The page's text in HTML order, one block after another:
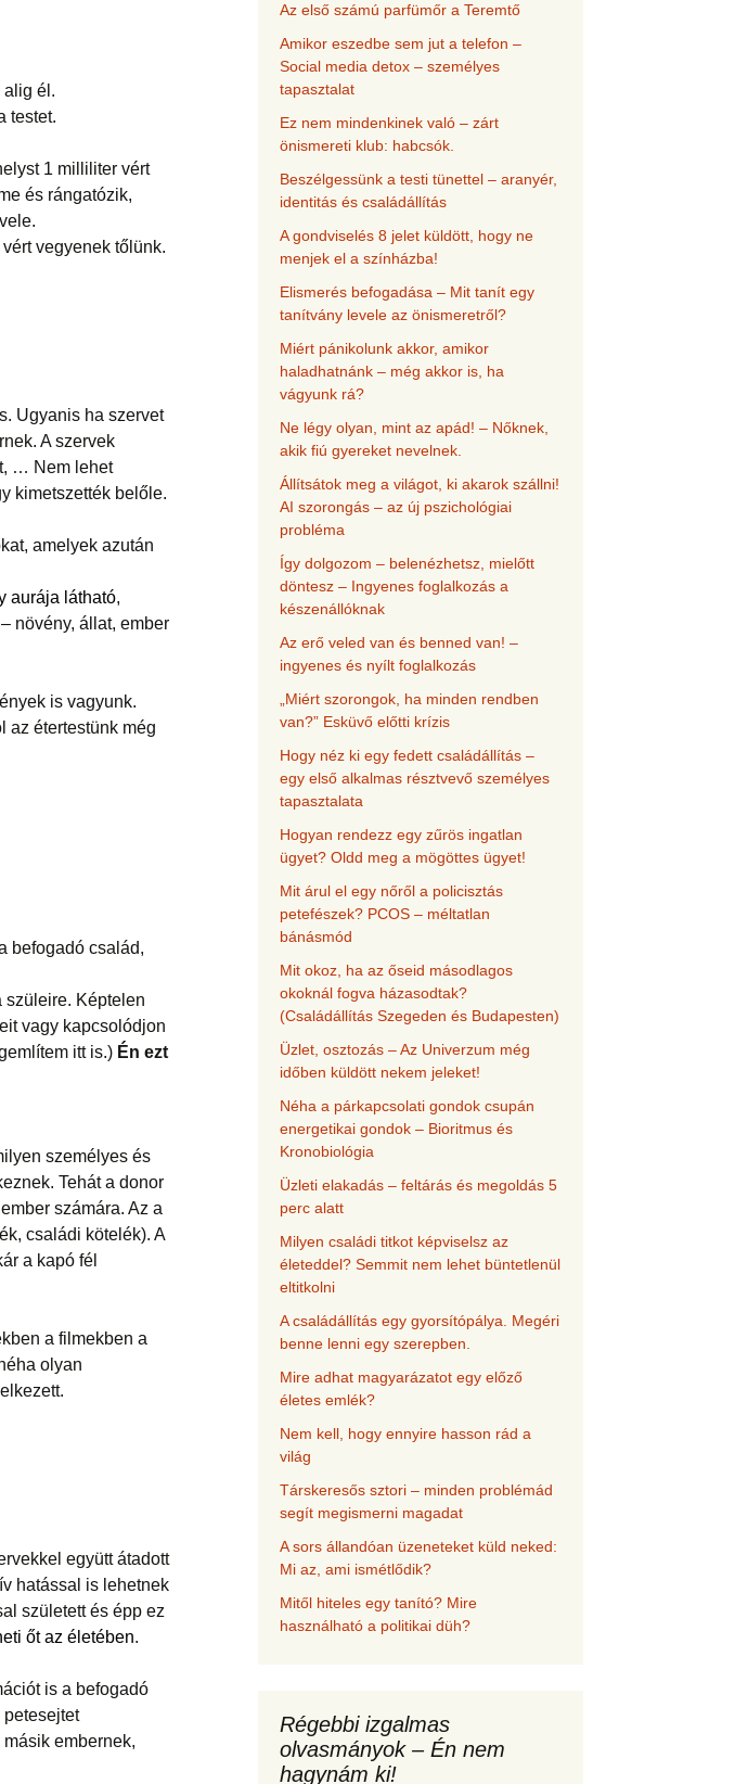
alig él.
testet.
1 milliliter vért
és rángatózik,
vegyenek tőlünk.
Ugyanis ha szervet
A szervek
… Nem lehet
kimetszették belőle.
amelyek azután
aurája látható,
növény, állat, ember
is vagyunk.
az étertestünk még
befogadó család,
szüleire. Képtelen
vagy kapcsolódjon
itt is.) Én ezt
személyes és
Tehát a donor
számára. Az a
családi kötelék). A
a kapó fél
a filmekben a
olyan
együtt átadott
hatással is lehetnek
született és épp ez
őt az életében.
is a befogadó
petesejtet
embernek,
Az első számú parfümőr a Teremtő
Amikor eszedbe sem jut a telefon –
Social media detox – személyes
tapasztalat
Ez nem mindenkinek való – zárt
önismereti klub: habcsók.
Beszélgessünk a testi tünettel – aranyér,
identitás és családállítás
A gondviselés 8 jelet küldött, hogy ne
menjek el a színházba!
Elismerés befogadása – Mit tanít egy
tanítvány levele az önismeretről?
Miért pánikolunk akkor, amikor
haladhatnánk – még akkor is, ha
vágyunk rá?
Ne légy olyan, mint az apád! – Nőknek,
akik fiú gyereket nevelnek.
Állítsátok meg a világot, ki akarok szállni!
AI szorongás – az új pszichológiai
probléma
Így dolgozom – belenézhetsz, mielőtt
döntesz – Ingyenes foglalkozás a
készenállóknak
Az erő veled van és benned van! –
ingyenes és nyílt foglalkozás
„Miért szorongok, ha minden rendben
van?” Esküvő előtti krízis
Hogy néz ki egy fedett családállítás –
egy első alkalmas résztvevő személyes
tapasztalata
Hogyan rendezz egy zűrös ingatlan
ügyet? Oldd meg a mögöttes ügyet!
Mit árul el egy nőről a policisztás
petefészek? PCOS – méltatlan
bánásmód
Mit okoz, ha az őseid másodlagos
okoknál fogva házasodtak?
(Családállítás Szegeden és Budapesten)
Üzlet, osztozás – Az Univerzum még
időben küldött nekem jeleket!
Néha a párkapcsolati gondok csupán
energetikai gondok – Bioritmus és
Kronobiológia
Üzleti elakadás – feltárás és megoldás 5
perc alatt
Milyen családi titkot képviselsz az
életeddel? Semmit nem lehet büntetlenül
eltitkolni
A családállítás egy gyorsítópálya. Megéri
benne lenni egy szerepben.
Mire adhat magyarázatot egy előző
életes emlék?
Nem kell, hogy ennyire hasson rád a
világ
Társkeresős sztori – minden problémád
segít megismerni magadat
A sors állandóan üzeneteket küld neked:
Mi az, ami ismétlődik?
Mitől hiteles egy tanító? Mire
használható a politikai düh?
Régebbi izgalmas
olvasmányok – Én nem
hagynám ki!